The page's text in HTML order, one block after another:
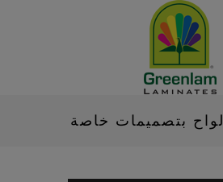
بتصميمات خاصة